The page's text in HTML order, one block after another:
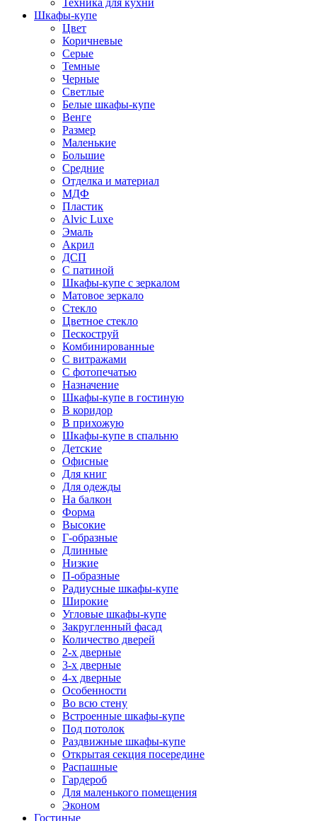
Техника для кухни
Шкафы-купе
Цвет
Коричневые
Серые
Темные
Черные
Светлые
Белые шкафы-купе
Венге
Размер
Маленькие
Большие
Средние
Отделка и материал
МДФ
Пластик
Alvic Luxe
Эмаль
Акрил
ДСП
С патиной
Шкафы-купе с зеркалом
Матовое зеркало
Стекло
Цветное стекло
Пескоструй
Комбинированные
С витражами
С фотопечатью
Назначение
Шкафы-купе в гостиную
В коридор
В прихожую
Шкафы-купе в спальню
Детские
Офисные
Для книг
Для одежды
На балкон
Форма
Высокие
Г-образные
Длинные
Низкие
П-образные
Радиусные шкафы-купе
Широкие
Угловые шкафы-купе
Закругленный фасад
Количество дверей
2-х дверные
3-х дверные
4-х дверные
Особенности
Во всю стену
Встроенные шкафы-купе
Под потолок
Раздвижные шкафы-купе
Открытая секция посередине
Распашные
Гардероб
Для маленького помещения
Эконом
Гостиные